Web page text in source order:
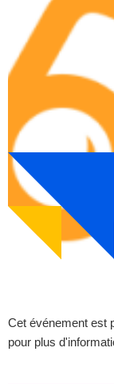
Cet événement est
pour plus